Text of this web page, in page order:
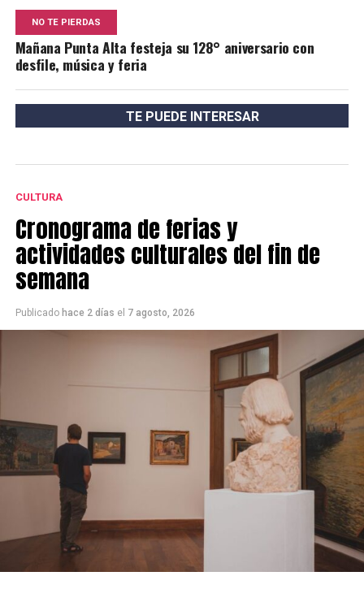
NO TE PIERDAS
Mañana Punta Alta festeja su 128° aniversario con
desfile, música y feria
TE PUEDE INTERESAR
CULTURA
Cronograma de ferias y
actividades culturales del fin de
semana
Publicado hace 2 días el 7 agosto, 2026